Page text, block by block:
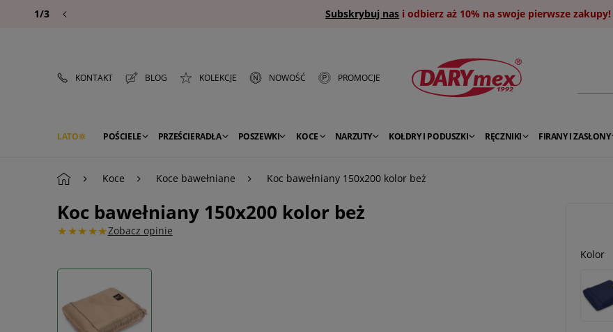
Subskrybuj nas i odbierz aż 10% na swoje pierwsze zakupy!
1/3
KONTAKT BLOG KOLEKCJE NOWOŚĆ
PROMOCJE
LATO POŚCIELE PRZEŚCIERADŁA POSZEWKI KOCE NARZUTY KOŁDRY I PODUSZKI RĘCZNIKI FIRANY I ZASŁONY
Koce Koce bawełniane Koc bawełniany 150x200 kolor beż
Koc bawełniany 150x200 kolor beż
★★★★★Zobacz opinie
Kolor